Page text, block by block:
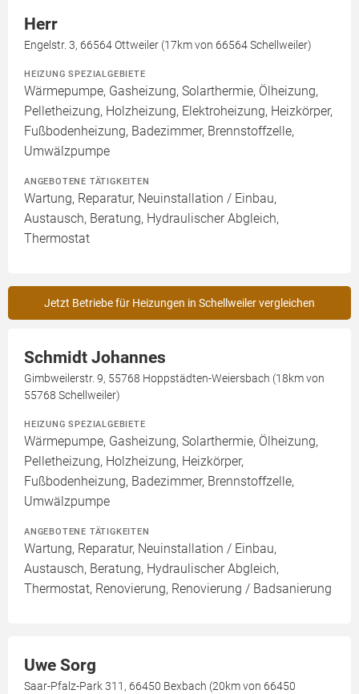
Herr
Engelstr. 3, 66564 Ottweiler (17km von 66564 Schellweiler)
HEIZUNG SPEZIALGEBIETE
Wärmepumpe, Gasheizung, Solarthermie, Ölheizung,
Pelletheizung, Holzheizung, Elektroheizung, Heizkörper,
Fußbodenheizung, Badezimmer, Brennstoffzelle,
Umwälzpumpe
ANGEBOTENE TÄTIGKEITEN
Wartung, Reparatur, Neuinstallation / Einbau,
Austausch, Beratung, Hydraulischer Abgleich,
Thermostat
Jetzt Betriebe für Heizungen in Schellweiler vergleichen
Schmidt Johannes
Gimbweilerstr. 9, 55768 Hoppstädten-Weiersbach (18km von
55768 Schellweiler)
HEIZUNG SPEZIALGEBIETE
Wärmepumpe, Gasheizung, Solarthermie, Ölheizung,
Pelletheizung, Holzheizung, Heizkörper,
Fußbodenheizung, Badezimmer, Brennstoffzelle,
Umwälzpumpe
ANGEBOTENE TÄTIGKEITEN
Wartung, Reparatur, Neuinstallation / Einbau,
Austausch, Beratung, Hydraulischer Abgleich,
Thermostat, Renovierung, Renovierung / Badsanierung
Uwe Sorg
Saar-Pfalz-Park 311, 66450 Bexbach (20km von 66450